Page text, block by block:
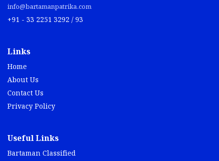
info@bartamanpatrika.com
+91 - 33 2251 3292 / 93
Links
Home
About Us
Contact Us
Privacy Policy
Useful Links
Bartaman Classified